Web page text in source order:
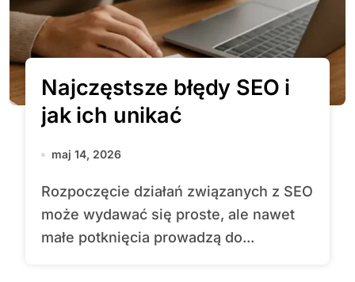
Najczęstsze błędy SEO i
jak ich unikać
maj 14, 2026
Rozpoczęcie działań związanych z SEO
może wydawać się proste, ale nawet
małe potknięcia prowadzą do...